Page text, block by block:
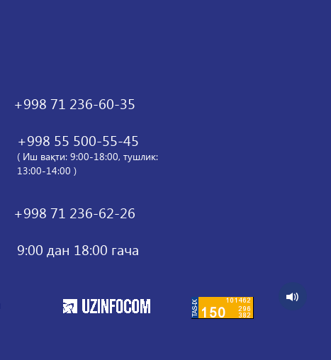
+998 71 236-60-35
+998 55 500-55-45
( Иш вақти: 9:00-18:00, тушлик:
13:00-14:00 )
+998 71 236-62-26
9:00 дан 18:00 гача